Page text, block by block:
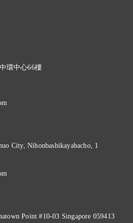
環中心66樓
City, Nihonbashikayabacho, 1
Point #10-03 Singapore 059413